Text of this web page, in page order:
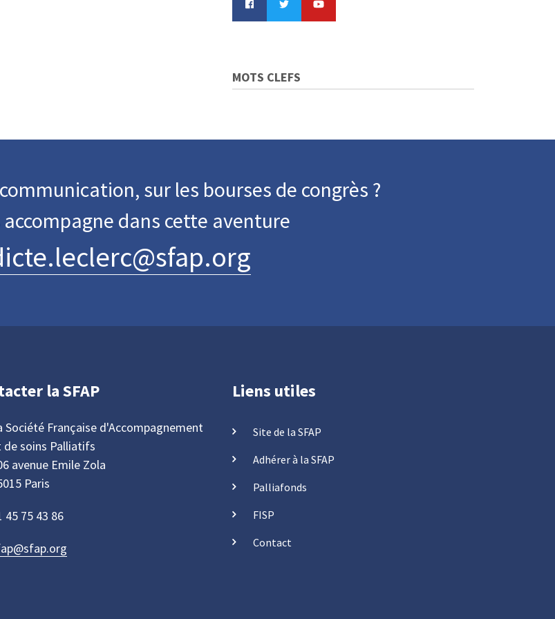
MOTS CLEFS
sur les bourses de congrès ?
accompagne dans cette aventure
la SFAP
Société Française d'Accompagnement
de soins Palliatifs
avenue Emile Zola
Paris
45 75 43 86
Liens utiles
Site de la SFAP
Adhérer à la SFAP
Palliafonds
FISP
Contact